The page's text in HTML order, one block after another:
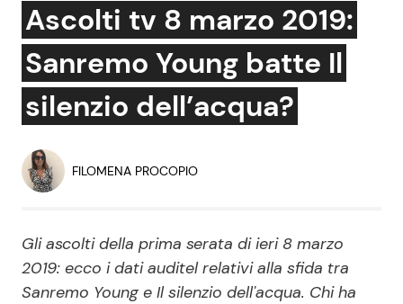
News e Cronaca
Attualità Italiana
Economia
Persone Scomparse
Politica
Gossip e TV
Bellezze VIP
Programmi TV
Reality e Talent
Ascolti tv 8 marzo 2019:
Sanremo Young batte Il
silenzio dell’acqua?
FILOMENA PROCOPIO
Gli ascolti della prima serata di ieri 8 marzo
2019: ecco i dati auditel relativi alla sfida tra
Sanremo Young e Il silenzio dell'acqua. Chi ha